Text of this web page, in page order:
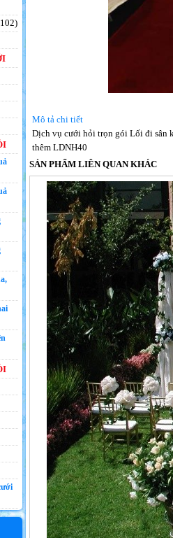
Mô tả chi tiết
Dịch vụ cưới hỏi trọn gói Lối đi sân
thêm LDNH40
SẢN PHẨM LIÊN QUAN KHÁC